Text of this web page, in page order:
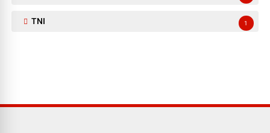
TNI 1